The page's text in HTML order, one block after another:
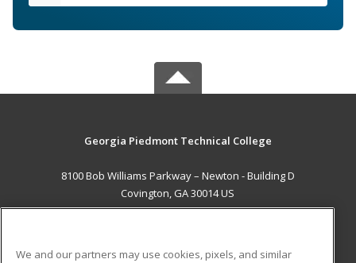
Georgia Piedmont Technical College
8100 Bob Williams Parkway – Newton - Building D
Covington, GA 30014 US
We and our partners may use cookies, pixels, and similar